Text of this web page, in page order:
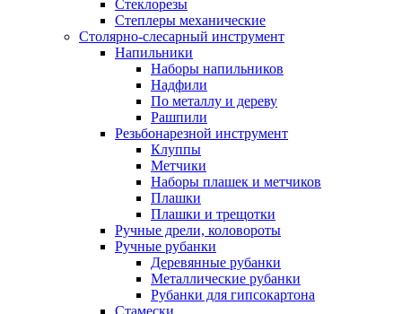
Стеклорезы
Степлеры механические
Столярно-слесарный инструмент
Напильники
Наборы напильников
Надфили
По металлу и дереву
Рашпили
Резьбонарезной инструмент
Клуппы
Метчики
Наборы плашек и метчиков
Плашки
Плашки и трещотки
Ручные дрели, коловороты
Ручные рубанки
Деревянные рубанки
Металлические рубанки
Рубанки для гипсокартона
Стамески